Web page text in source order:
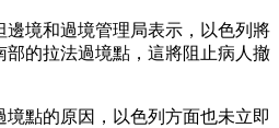
邊境和過境管理局表示，以色列將
的拉法過境點，這將阻止病人撤
點的原因，以色列方面也未立即